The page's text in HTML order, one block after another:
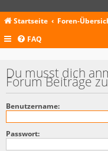
Startseite Foren-
FAQ
Du musst dich
Forum Beiträge
Benutzername:
Passwort: